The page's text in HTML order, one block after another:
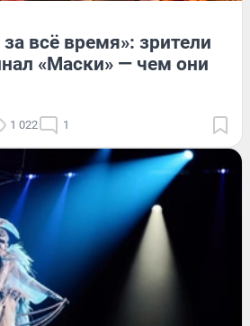
всё время»: зрители
«Маски» — чем они
1 022 1